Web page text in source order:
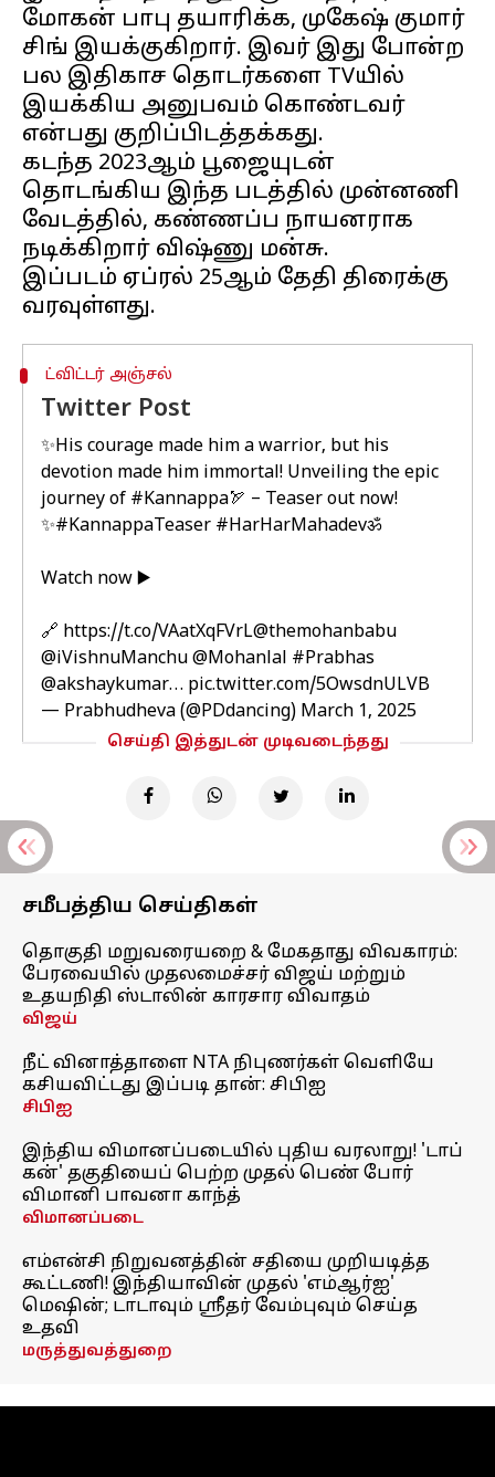
மோகன் பாபு தயாரிக்க, முகேஷ் குமார்
சிங் இயக்குகிறார். இவர் இது போன்ற
பல இதிகாச தொடர்களை TVயில்
இயக்கிய அனுபவம் கொண்டவர்
என்பது குறிப்பிடத்தக்கது.
கடந்த 2023ஆம் பூஜையுடன்
தொடங்கிய இந்த படத்தில் முன்னணி
வேடத்தில், கண்ணப்ப நாயனராக
நடிக்கிறார் விஷ்ணு மன்சு.
இப்படம் ஏப்ரல் 25ஆம் தேதி திரைக்கு
ட்விட்டர் அஞ்சல்
Twitter Post
✨His courage made him a warrior, but his
devotion made him immortal! Unveiling the epic
journey of #Kannappa🏹 – Teaser out now!
✨#KannappaTeaser #HarHarMahadevॐ
Watch now ▶️
🔗 https://t.co/VAatXqFVrL@themohanbabu
@iVishnuManchu @Mohanlal #Prabhas
@akshaykumar… pic.twitter.com/5OwsdnULVB
— Prabhudheva (@PDdancing) March 1, 2025
செய்தி இத்துடன் முடிவடைந்தது
சமீபத்திய செய்திகள்
தொகுதி மறுவரையறை & மேகதாது விவகாரம்:
பேரவையில் முதலமைச்சர் விஜய் மற்றும்
உதயநிதி ஸ்டாலின் காரசார விவாதம்
விஜய்
நீட் வினாத்தாளை NTA நிபுணர்கள் வெளியே
கசியவிட்டது இப்படி தான்: சிபிஐ
சிபிஐ
இந்திய விமானப்படையில் புதிய வரலாறு! 'டாப்
கன்' தகுதியைப் பெற்ற முதல் பெண் போர்
விமானி பாவனா காந்த்
விமானப்படை
எம்என்சி நிறுவனத்தின் சதியை முறியடித்த
கூட்டணி! இந்தியாவின் முதல் 'எம்ஆர்ஐ'
மெஷின்; டாடாவும் ஸ்ரீதர் வேம்புவும் செய்த
உதவி
மருத்துவத்துறை